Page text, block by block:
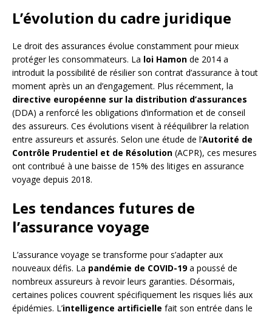
L’évolution du cadre juridique
Le droit des assurances évolue constamment pour mieux
protéger les consommateurs. La loi Hamon de 2014 a
introduit la possibilité de résilier son contrat d’assurance à tout
moment après un an d’engagement. Plus récemment, la
directive européenne sur la distribution d’assurances
(DDA) a renforcé les obligations d’information et de conseil
des assureurs. Ces évolutions visent à rééquilibrer la relation
entre assureurs et assurés. Selon une étude de l’Autorité de
Contrôle Prudentiel et de Résolution (ACPR), ces mesures
ont contribué à une baisse de 15% des litiges en assurance
voyage depuis 2018.
Les tendances futures de
l’assurance voyage
L’assurance voyage se transforme pour s’adapter aux
nouveaux défis. La pandémie de COVID-19a poussé de
nombreux assureurs à revoir leurs garanties. Désormais,
certaines polices couvrent spécifiquement les risques liés aux
épidémies. L’intelligence artificielle fait son entrée dans le